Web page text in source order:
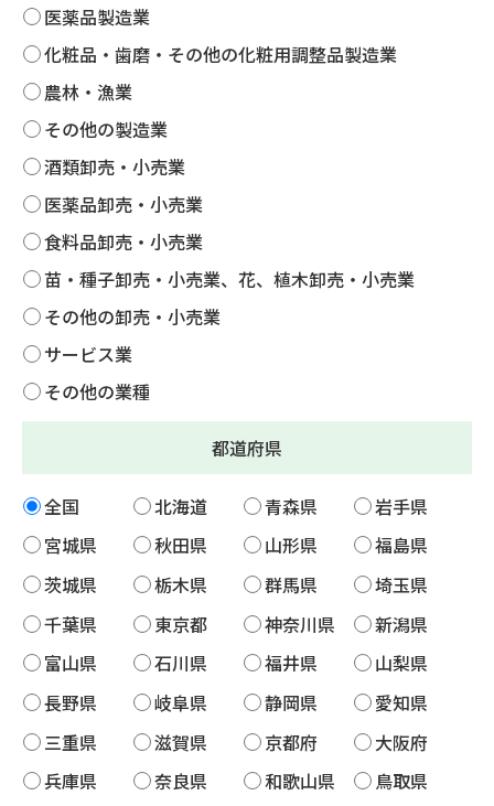
医薬品製造業
化粧品・歯磨・その他の化粧用調整品製造業
農林・漁業
その他の製造業
酒類卸売・小売業
医薬品卸売・小売業
食料品卸売・小売業
苗・種子卸売・小売業、花、植木卸売・小売業
その他の卸売・小売業
サービス業
その他の業種
都道府県
全国 北海道 青森県
岩手県
宮城県
秋田県 山形県
福島県
茨城県
栃木県 群馬県
埼玉県
千葉県
東京都 神奈川県
新潟県
富山県
石川県 福井県
山梨県
長野県
岐阜県 静岡県
愛知県
三重県
滋賀県 京都府
大阪府
兵庫県
奈良県 和歌山県
鳥取県